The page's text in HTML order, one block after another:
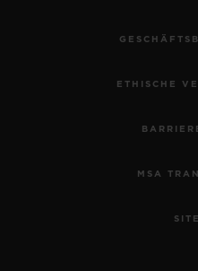
ETHISCHE
MSA